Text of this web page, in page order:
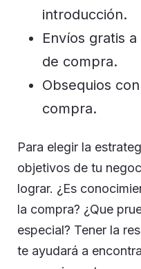
introducción.
Envíos gratis
de compra.
Obsequios
compra.
Para elegir la
objetivos de tu
lograr. ¿Es
la compra? ¿Que
especial? Tener la
te ayudará a